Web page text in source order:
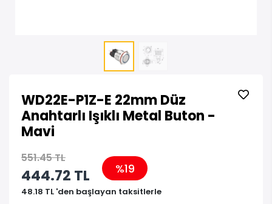
WD22E-P1Z-E 22mm Düz
Anahtarlı Işıklı Metal Buton -
Mavi
551.45 TL
444.72 TL %19
48.18 TL 'den başlayan taksitlerle